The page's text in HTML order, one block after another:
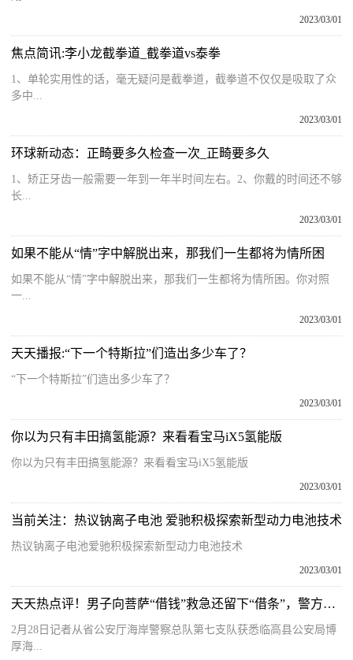
2023/03/01
焦点简讯:李小龙截拳道_截拳道vs泰拳
1、单轮实用性的话，毫无疑问是截拳道，截拳道不仅仅是吸取了众
多中...
2023/03/01
环球新动态：正畸要多久检查一次_正畸要多久
1、矫正牙齿一般需要一年到一年半时间左右。2、你戴的时间还不够
长...
2023/03/01
如果不能从“情”字中解脱出来，那我们一生都将为情所困
如果不能从“情”字中解脱出来，那我们一生都将为情所困。你对照
一...
2023/03/01
天天播报:“下一个特斯拉”们造出多少车了？
“下一个特斯拉”们造出多少车了？
2023/03/01
你以为只有丰田搞氢能源？来看看宝马iX5氢能版
你以为只有丰田搞氢能源？来看看宝马iX5氢能版
2023/03/01
当前关注：热议钠离子电池 爱驰积极探索新型动力电池技术
热议钠离子电池爱驰积极探索新型动力电池技术
2023/03/01
天天热点评！男子向菩萨“借钱”救急还留下“借条”，警方：已刑拘
2月28日记者从省公安厅海岸警察总队第七支队获悉临高县公安局博
厚海...